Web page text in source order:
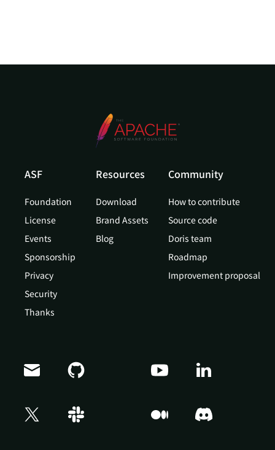
ASF
Foundation
License
Events
Sponsorship
Privacy
Security
Thanks
Resources
Download
Brand Assets
Blog
Community
How to contribute
Source code
Doris team
Roadmap
Improvement proposal
Doris Summit 26